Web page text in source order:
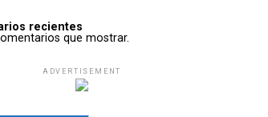
recientes
que mostrar.
ADVERTISEMENT